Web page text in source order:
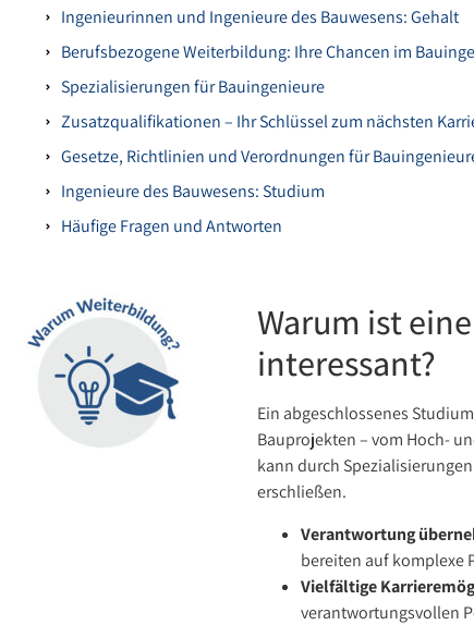
Ingenieurinnen und Ingenieure des Bauwesens: Gehalt
Berufsbezogene Weiterbildung: Ihre Chancen im
Spezialisierungen für Bauingenieure
Zusatzqualifikationen – Ihr Schlüssel zum nächsten
Gesetze, Richtlinien und Verordnungen für
Ingenieure des Bauwesens: Studium
Häufige Fragen und Antworten
Warum ist
interessant?
Ein abgeschlossenes
Bauprojekten – vom Hoch-
kann durch
erschließen.
Verantwortung
bereiten auf komplexe
Vielfältige
verantwortungsvollen